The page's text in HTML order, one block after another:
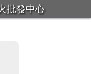
批發中心